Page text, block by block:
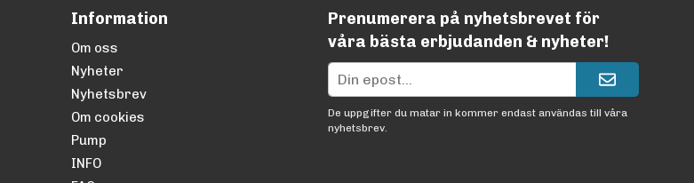
Information
Om oss
Nyheter
Nyhetsbrev
Om cookies
Pump
INFO
Prenumerera på nyhetsbrevet för
våra bästa erbjudanden & nyheter!
De uppgifter du matar in kommer endast användas till våra
nyhetsbrev.